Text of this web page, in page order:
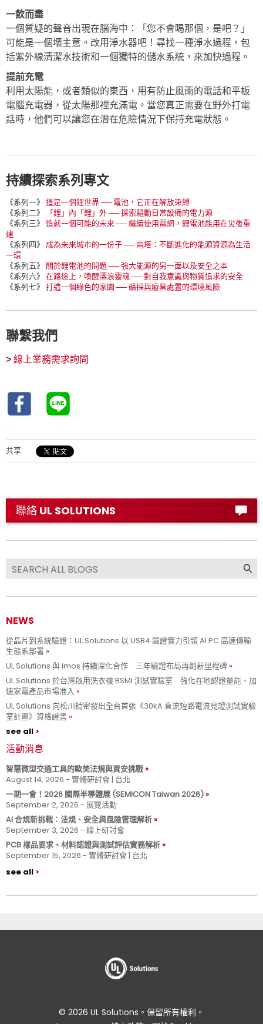
一飲而盡
一個質疑的聲音出現在腦海中：「您不會喝那個，是吧？」
可能是一個壞主意。改用淨水器吧！尋找一種淨水過程，包
括紫外線清潔水技術和一個獨特的儲水系統，來加快過程。
提前充電
利用太陽能，或者類似的東西，用有防止風雨的電話和平板
電腦充電器，從太陽那裡充滿電。當您真正需要在野外打電
話時，他們可以讓您在潛在危險情況下保持充電狀態。
持續探索系列專文
《系列一》 這是一個鋰世界 ── 電池，它正在解放束縛
《系列二》
「鋰」內「鋰」外 ── 探索驅動日常設備的電力源
《系列三》 造就一個可能的未來 ── 繼續使用電網，鋰電池能用在災後重
建
《系列四》 成為未來城市的一份子 ── 電塔：不斷進化的能源資源為生活
一環
《系列五》 關於鋰電池的問題 ── 強大能源的另一面以及安全之本
《系列六》 在路途上，喚醒漂浪靈魂 ── 對自我意識與物質追求的安全
《系列七》 打造一個綠色的家園 ── 礦採與廢棄處置的環境風險
聯繫我們
> 線上業務需求詢問
共享
聯絡 UL SOLUTIONS
NEWS
從晶片到系統驗證：UL Solutions 以 USB4 驗證實力引領 AI PC 高速傳輸
生態系部署
UL Solutions 與 imos 持續深化合作 三年驗證布局再創新里程碑
UL Solutions 於台灣啟用洗衣機 BSMI 測試實驗室 強化在地認證量能、加
速家電產品市場准入
UL Solutions 向松川精密發出全台首張《30kA 直流短路電流見證測試實驗
室計畫》資格證書
see all
活動消息
智慧微型交通工具的歐美法規與資安挑戰
August 14, 2026 - 實體研討會 | 台北
一期一會！2026 國際半導體展 (SEMICON Taiwan 2026)
September 2, 2026 - 展覽活動
AI 合規新挑戰：法規、安全與風險管理解析
September 3, 2026 - 線上研討會
PCB 樣品要求、材料認證與測試評估實務解析
September 15, 2026 - 實體研討會 | 台北
see all
© 2026 UL Solutions。保留所有權利。